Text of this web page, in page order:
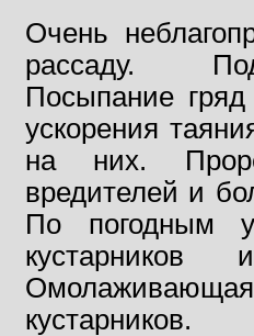
Очень
рассаду.
Посыпание
ускорения
на них.
вредителей и
По погодным
кустарников
кустарников.